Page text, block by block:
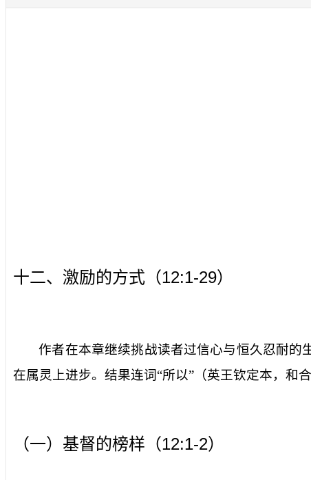
十二、激励的方式（12:1-29）
作者在本章继续挑战读者过信心与恒久忍耐的
在属灵上进步。结果连词“所以”（英王钦定本，和
（一）基督的榜样（12:1-2）